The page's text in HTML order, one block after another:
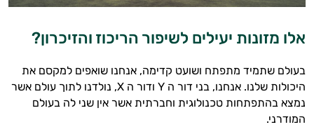
אלו מזונות יעילים לשיפור הריכוז והזיכרון?
בעולם שתמיד מתפתח ושועט קדימה, אנחנו שואפים למקסם את
היכולות שלנו. אנחנו, בני דור ה Y ודור ה X, נולדנו לתוך עולם אשר
נמצא בהתפתחות טכנולוגית וחברתית אשר אין שני לה בעולם
המודרני.